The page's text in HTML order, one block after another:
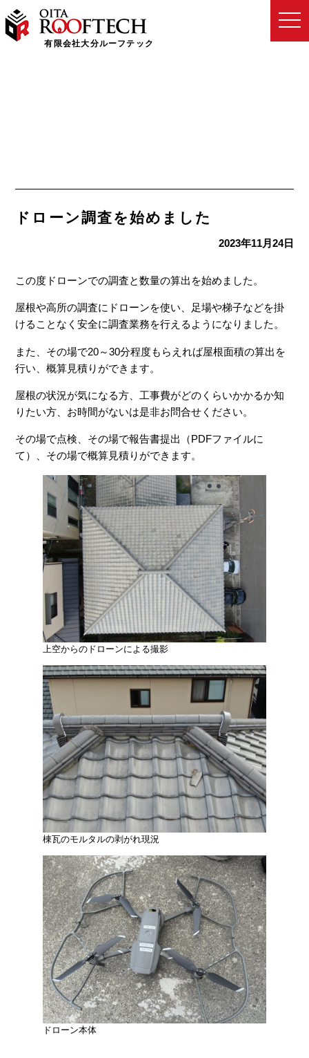
有限会社大分ルーフテック
ドローン調査を始めました
2023年11月24日
この度ドローンでの調査と数量の算出を始めました。
屋根や高所の調査にドローンを使い、足場や梯子などを掛
けることなく安全に調査業務を行えるようになりました。
また、その場で20～30分程度もらえれば屋根面積の算出を
行い、概算見積りができます。
屋根の状況が気になる方、工事費がどのくらいかかるか知
りたい方、お時間がないは是非お問合せください。
その場で点検、その場で報告書提出（PDFファイルに
て）、その場で概算見積りができます。
上空からのドローンによる撮影
棟瓦のモルタルの剥がれ現況
ドローン本体